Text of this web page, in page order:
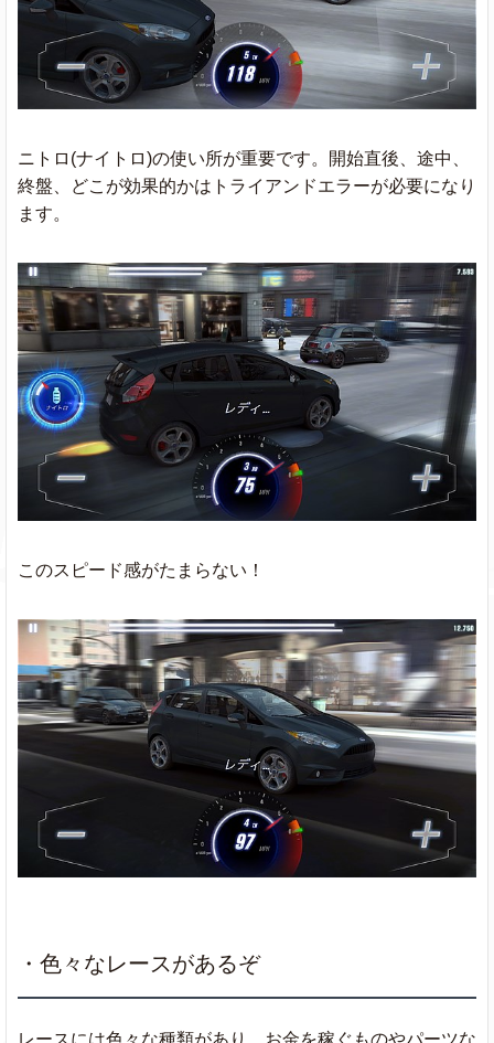
ニトロ(ナイトロ)の使い所が重要です。開始直後、途中、
終盤、どこが効果的かはトライアンドエラーが必要になり
ます。
このスピード感がたまらない！
・色々なレースがあるぞ
レースには色々な種類があり、お金を稼ぐものやパーツな